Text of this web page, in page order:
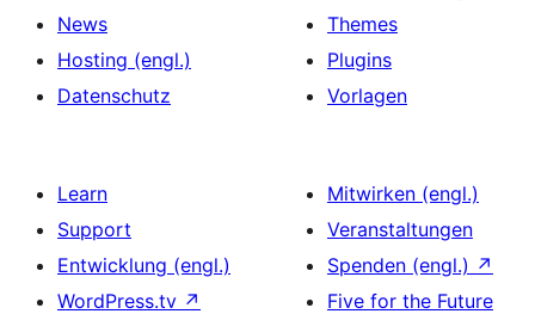
News
Hosting (engl.)
Datenschutz
Themes
Plugins
Vorlagen
Learn
Support
Entwicklung (engl.)
WordPress.tv ↗
Mitwirken (engl.)
Veranstaltungen
Spenden (engl.) ↗
Five for the Future